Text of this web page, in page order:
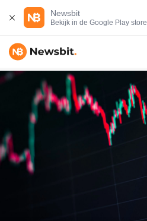
Newsbit
Bekijk in de Google Play store